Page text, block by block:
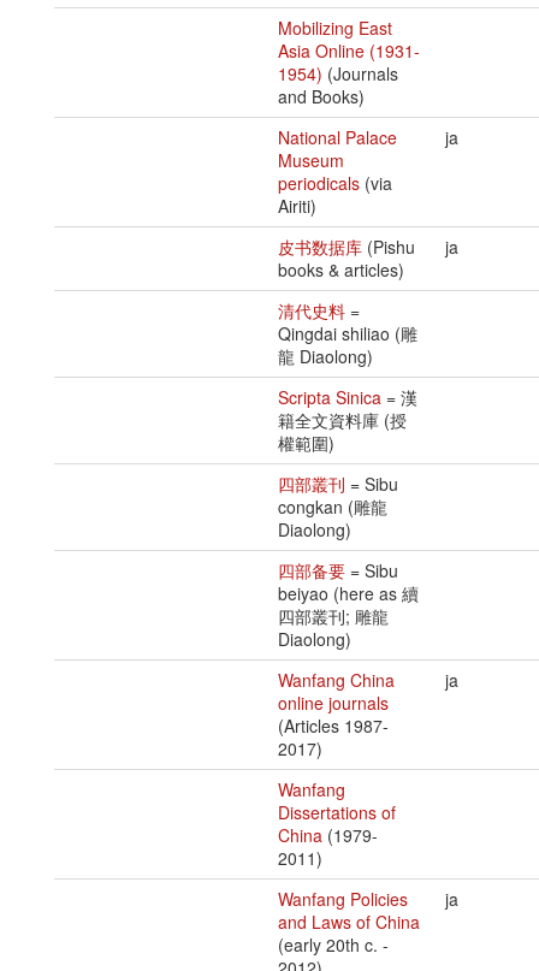
Mobilizing East
Asia Online (1931-
1954) (Journals
and Books)
National Palace
Museum
periodicals(via
Airiti)
ja
皮书数据库 (Pishu
books & articles)
ja
清代史料 =
Qingdai shiliao (雕
龍 Diaolong)
Scripta Sinica= 漢
籍全文資料庫 (授
權範圍)
四部叢刊 = Sibu
congkan (雕龍
Diaolong)
四部备要= Sibu
beiyao (here as 續
四部叢刊; 雕龍
Diaolong)
Wanfang China
online journals
(Articles 1987-
2017)
ja
Wanfang
Dissertations of
China(1979-
2011)
Wanfang Policies
and Laws of China
(early 20th c. -
ja